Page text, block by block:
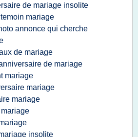
de mariage insolite
mariage
annonce qui cherche
de mariage
de mariage
mariage
mariage
mariage
insolite